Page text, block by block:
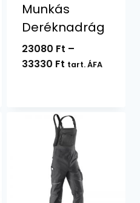
Munkás
Deréknadrág
23080 Ft –
33330 FtÁrtartomány:
tart. ÁFA